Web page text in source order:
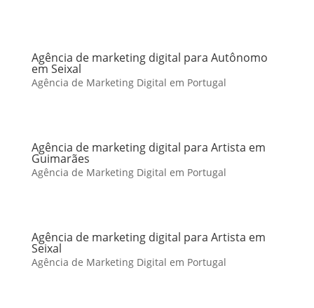
Agência de marketing digital para Autônomo
em Seixal
Agência de Marketing Digital em Portugal
Agência de marketing digital para Artista em
Guimarães
Agência de Marketing Digital em Portugal
Agência de marketing digital para Artista em
Seixal
Agência de Marketing Digital em Portugal